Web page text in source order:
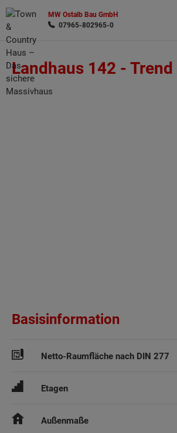
MW Ostalb Bau GmbH
07965-802965-0
Landhaus 142 - Trend
Basisinformation
Netto-Raumfläche nach DIN 277
Etagen
Außenmaße
Wonach möchten Sie suchen?